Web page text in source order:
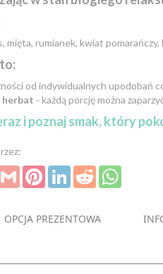
mięta, rumianek, kwiat
od indywidualnych upodobań
herbat - każdą porcję można
i poznaj smak, który
Gmail PinterestLinkedInReddit
OPCJA PREZENTOWA